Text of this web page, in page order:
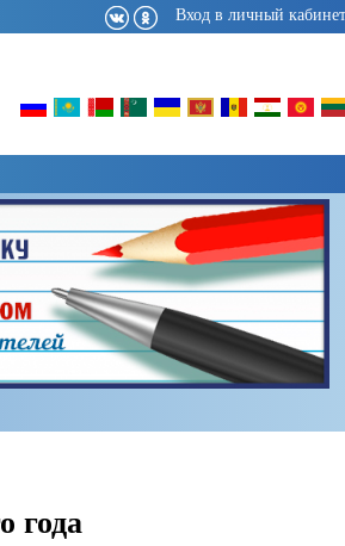
Вход в личный кабинет
года